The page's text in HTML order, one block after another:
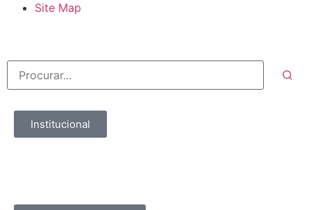
Site Map
Institucional